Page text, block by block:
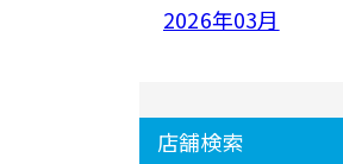
2026年03月
店舗検索